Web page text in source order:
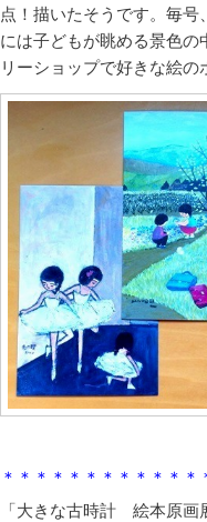
点！描いたそうです。毎
には子どもが眺める景色
リーショップで好きな絵の
＊＊＊＊＊＊＊＊＊＊＊
「大きな古時計 絵本原画